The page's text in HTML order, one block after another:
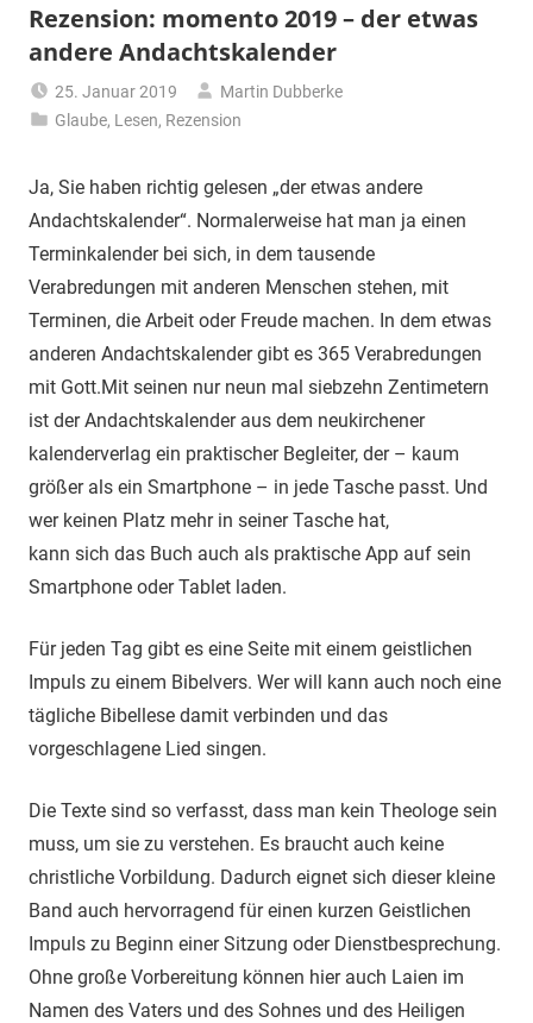
Rezension: momento 2019 – der etwas
andere Andachtskalender
25. Januar 2019
Martin Dubberke
Glaube, Lesen, Rezension
Ja, Sie haben richtig gelesen „der etwas andere
Andachtskalender“. Normalerweise hat man ja einen
Terminkalender bei sich, in dem tausende
Verabredungen mit anderen Menschen stehen, mit
Terminen, die Arbeit oder Freude machen. In dem etwas
anderen Andachtskalender gibt es 365 Verabredungen
mit Gott.Mit seinen nur neun mal siebzehn Zentimetern
ist der Andachtskalender aus dem neukirchener
kalenderverlag ein praktischer Begleiter, der – kaum
größer als ein Smartphone – in jede Tasche passt. Und
wer keinen Platz mehr in seiner Tasche hat,
kann sich das Buch auch als praktische App auf sein
Smartphone oder Tablet laden.
Für jeden Tag gibt es eine Seite mit einem geistlichen
Impuls zu einem Bibelvers. Wer will kann auch noch eine
tägliche Bibellese damit verbinden und das
vorgeschlagene Lied singen.
Die Texte sind so verfasst, dass man kein Theologe sein
muss, um sie zu verstehen. Es braucht auch keine
christliche Vorbildung. Dadurch eignet sich dieser kleine
Band auch hervorragend für einen kurzen Geistlichen
Impuls zu Beginn einer Sitzung oder Dienstbesprechung.
Ohne große Vorbereitung können hier auch Laien im
Namen des Vaters und des Sohnes und des Heiligen